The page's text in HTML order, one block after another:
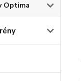
Optima